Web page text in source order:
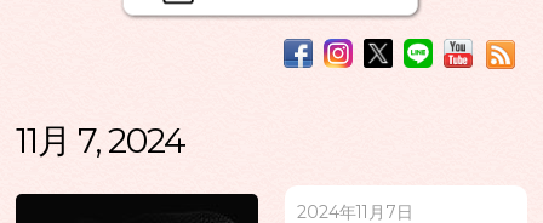
11月 7, 2024
2024年11月7日